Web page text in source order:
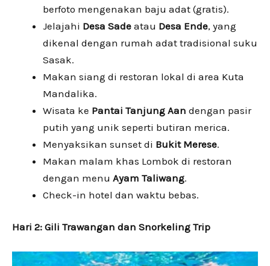
berfoto mengenakan baju adat (gratis).
Jelajahi Desa Sade atau Desa Ende, yang
dikenal dengan rumah adat tradisional suku
Sasak.
Makan siang di restoran lokal di area Kuta
Mandalika.
Wisata ke Pantai Tanjung Aan dengan pasir
putih yang unik seperti butiran merica.
Menyaksikan sunset di Bukit Merese.
Makan malam khas Lombok di restoran
dengan menu Ayam Taliwang.
Check-in hotel dan waktu bebas.
Hari 2: Gili Trawangan dan Snorkeling Trip